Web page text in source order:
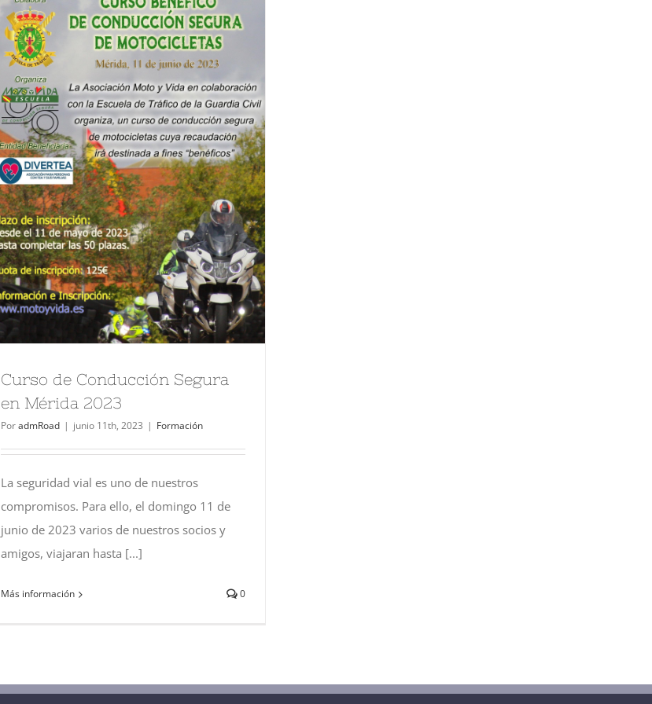
Curso de Conducción Segura
en Mérida 2023
PoradmRoad | junio 11th, 2023 | Formación
La seguridad vial es uno de nuestros
compromisos. Para ello, el domingo 11 de
junio de 2023 varios de nuestros socios y
amigos, viajaran hasta [...]
Más información 0